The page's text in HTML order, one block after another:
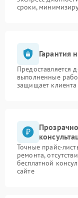
сроки,
Гарантия
Предоставляется
выполненные
защищает
Точные прайс-
ремонта,
бесплатной
сайте